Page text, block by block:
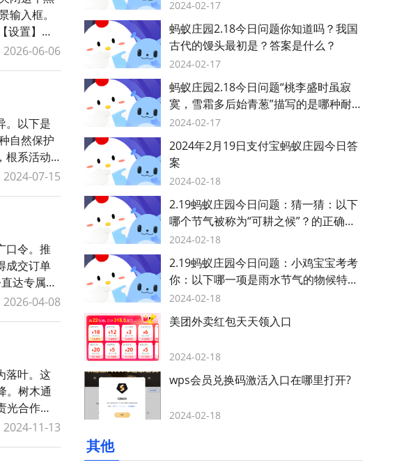
入框。
设置】，
2026-06-06
。以下是
自然保护
根系活动
2024-07-15
口令。推
成交订单
达专属推
2026-04-08
落叶。这
。树木通
光合作
2024-11-13
2024-02-17
蚂蚁庄园2.18今日问题你知道吗？我国
古代的馒头最初是？答案是什么？
2024-02-17
蚂蚁庄园2.18今日问题“桃李盛时虽寂
寞，雪霜多后始青葱”描写的是哪种耐寒
植物？答案是什么？
2024-02-17
2024年2月19日支付宝蚂蚁庄园今日答
案
2024-02-18
2.19蚂蚁庄园今日问题：猜一猜：以下
哪个节气被称为“可耕之候”？的正确答
案是什么？
2024-02-18
2.19蚂蚁庄园今日问题：小鸡宝宝考考
你：以下哪一项是雨水节气的物候特
点？的正确答案是什么？
2024-02-18
美团外卖红包天天领入口
2024-02-18
wps会员兑换码激活入口在哪里打开?
2024-02-18
其他